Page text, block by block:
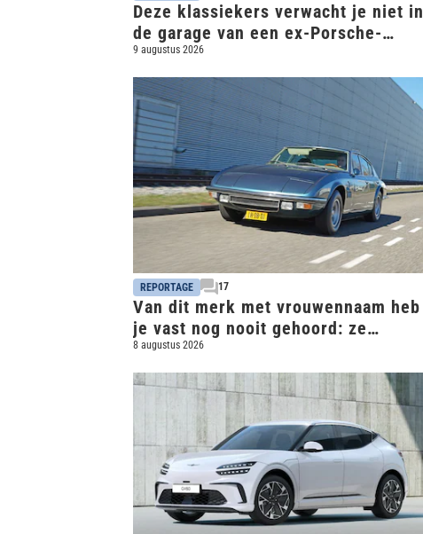
Deze klassiekers verwacht je niet in
de garage van een ex-Porsche-
designer
9 augustus 2026
REPORTAGE 17
Van dit merk met vrouwennaam heb
je vast nog nooit gehoord: ze
bouwden een soort CLS avant la
lettre
8 augustus 2026